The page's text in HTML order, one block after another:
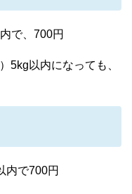
で、700円
5kg以内になっても、
内で700円